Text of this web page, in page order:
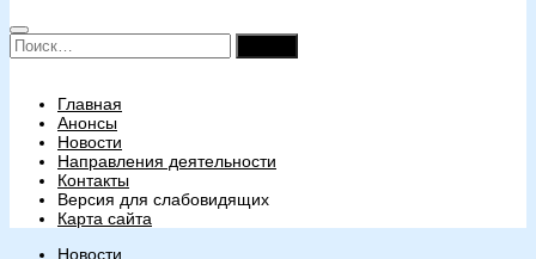
Найти:
Главная
Анонсы
Новости
Направления деятельности
Контакты
Версия для слабовидящих
Карта сайта
Новости